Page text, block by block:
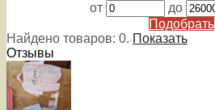
от
до
Подобрать
Найдено товаров: 0. Показать
Отзывы